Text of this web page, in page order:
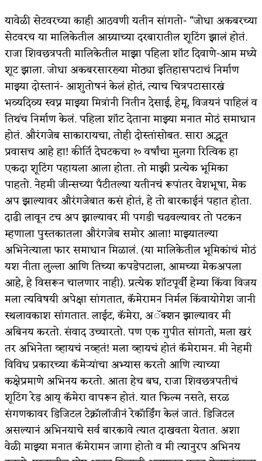
यावेळी सेटवरच्या काही आठवणी यतीन सांगतो- “जोधा अकबरच्या
सेटवरच या मालिकेतील आग्र्याच्या दरबारातील शूटिंग झालं होतं.
राजा शिवछत्रपती मालिकेतील माझा पहिला शॉट दिवाणे-आम मध्ये
शूट झाला. जोधा अकबरसारख्या मोठ्या इतिहासपटाचं निर्माण
माझ्या दोस्तानं- आशुतोषनं केलं होतं, त्याच चित्रपटासारखं
भव्यदिव्य स्वप्न माझ्या मित्रांनी नितीन देसाई, हेमू, विजयनं पाहिलं व
तिथंच निर्माण केलं. पहिला शॉट देताना माझ्या मनात मोठं समाधान
होतं. औरंगजेब साकारायचा, तोही दोस्तांसोबत. सारा अद्भूत
प्रवासच आहे हा! कीर्ति देघटकचा १० वर्षांचा मुलगा रित्विक हा
एकदा शूटिंग पहायला आला होता. तो माझी प्रत्येक भूमिका
पाहतो. नेहमी जीन्सच्या पँटीतल्या यतीनचं रूपांतर वेशभूषा, मेक
अप झाल्यावर औरंगजेबात कसं होतं, हे तो बारकाईनं पहात होता.
दाढी लावून टच अप झाल्यावर मी पगडी चढवल्यावर तो पटकन
म्हणाला पुस्तकातला औरंगजेब समोर आला! माझ्यातल्या
अभिनेत्याला फार समाधान मिळालं. (या मालिकेतील भूमिकांचं मोठं
यश नीता लुल्ला आणि तिच्या कपडेपटाला, आमच्या मेकअपला
आहे, हे विसरून चालणार नाही). प्रत्येक शॉटपूर्वी हेम्या किंवा विजय
मला त्यविषयी अपेक्षा सांगतात, कॅमेरामन निर्मल किंवायोगेश जानी
स्थलावकाश सांगतात. लाईट, कॅमेरा, अॅक्शन झाल्यावर मी
अबिनय करतो. संवाद उच्चारतो. पण एक गुपीत सांगतो, मला खरं
तर अभिनेता व्हायचं नव्हतं! मला व्हायचं होतं कॅमेरामन. मी नेहमी
विविध प्रकारच्या कॅमेर्‍यांचा अभ्यास करतो आणि त्याच्या
कक्षेप्रमाणे अभिनय करतो. आता हेच बघ, राजा शिवछत्रपतीचं
शूटिंग रेड आय् कॅमेरा वापरून होतं. यात फिल्म नसते, सरळ
संगणकावर डिजिटल टेक्नॉलॉजीनं रेकॉर्डिंग केलं जातं. डिजिटल
असल्यानं अभिनयाचे सर्व बारकावे त्यात दाखवता येतात. अशा
वेळी माझ्या मनात कॅमेरामन जागा होतो व मी त्यानुरप अभिनय